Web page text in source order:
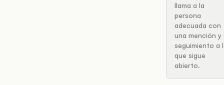
llama a la
persona
adecuada con
una mención y
seguimiento a
que sigue
abierto.